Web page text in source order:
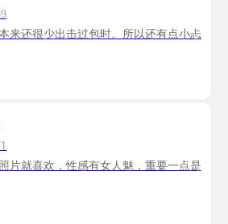
来还很少出击过包时。所以还有点小忐
片就喜欢，性感有女人魅，重要一点是